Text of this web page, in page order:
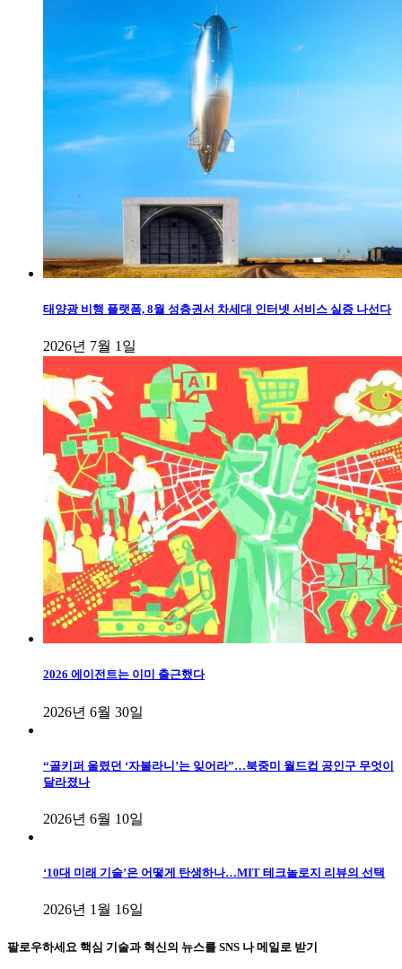
태양광 비행 플랫폼, 8월 성층권서 차세대 인터넷 서비스 실증 나선다
2026년 7월 1일
2026 에이전트는 이미 출근했다
2026년 6월 30일
“골키퍼 울렸던 ‘자불라니’는 잊어라”…북중미 월드컵 공인구 무엇이
달라졌나
2026년 6월 10일
‘10대 미래 기술’은 어떻게 탄생하나…MIT 테크놀로지 리뷰의 선택
2026년 1월 16일
팔로우하세요 핵심 기술과 혁신의 뉴스를 SNS 나 메일로 받기